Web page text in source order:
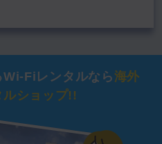
Wi-Fiレンタルなら海外
ショップ!!